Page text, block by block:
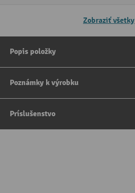
Zobraziť všetky
Popis položky
Poznámky k výrobku
Príslušenstvo